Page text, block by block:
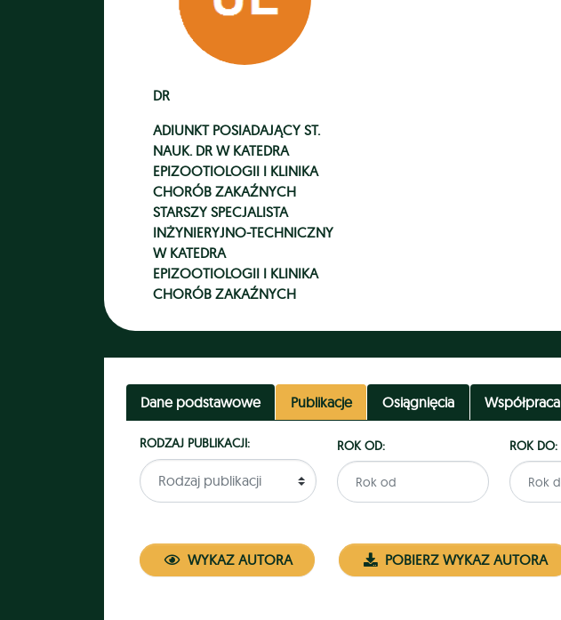
DR
ADIUNKT POSIADAJĄCY ST.
NAUK. DR W KATEDRA
EPIZOOTIOLOGII I KLINIKA
CHORÓB ZAKAŹNYCH
STARSZY SPECJALISTA
INŻYNIERYJNO-TECHNICZNY
W KATEDRA
EPIZOOTIOLOGII I KLINIKA
CHORÓB ZAKAŹNYCH
Dane podstawowe Publikacje Osiągnięcia Współpraca
RODZAJ PUBLIKACJI: ROK OD: ROK DO:
WYKAZ AUTORA POBIERZ WYKAZ AUTORA